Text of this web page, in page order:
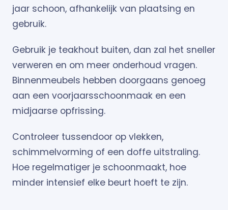
jaar schoon, afhankelijk van plaatsing en
gebruik.
Gebruik je teakhout buiten, dan zal het sneller
verweren en om meer onderhoud vragen.
Binnenmeubels hebben doorgaans genoeg
aan een voorjaarsschoonmaak en een
midjaarse opfrissing.
Controleer tussendoor op vlekken,
schimmelvorming of een doffe uitstraling.
Hoe regelmatiger je schoonmaakt, hoe
minder intensief elke beurt hoeft te zijn.